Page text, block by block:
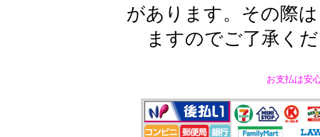
があります。その際
ますのでご了承く
お支払は安